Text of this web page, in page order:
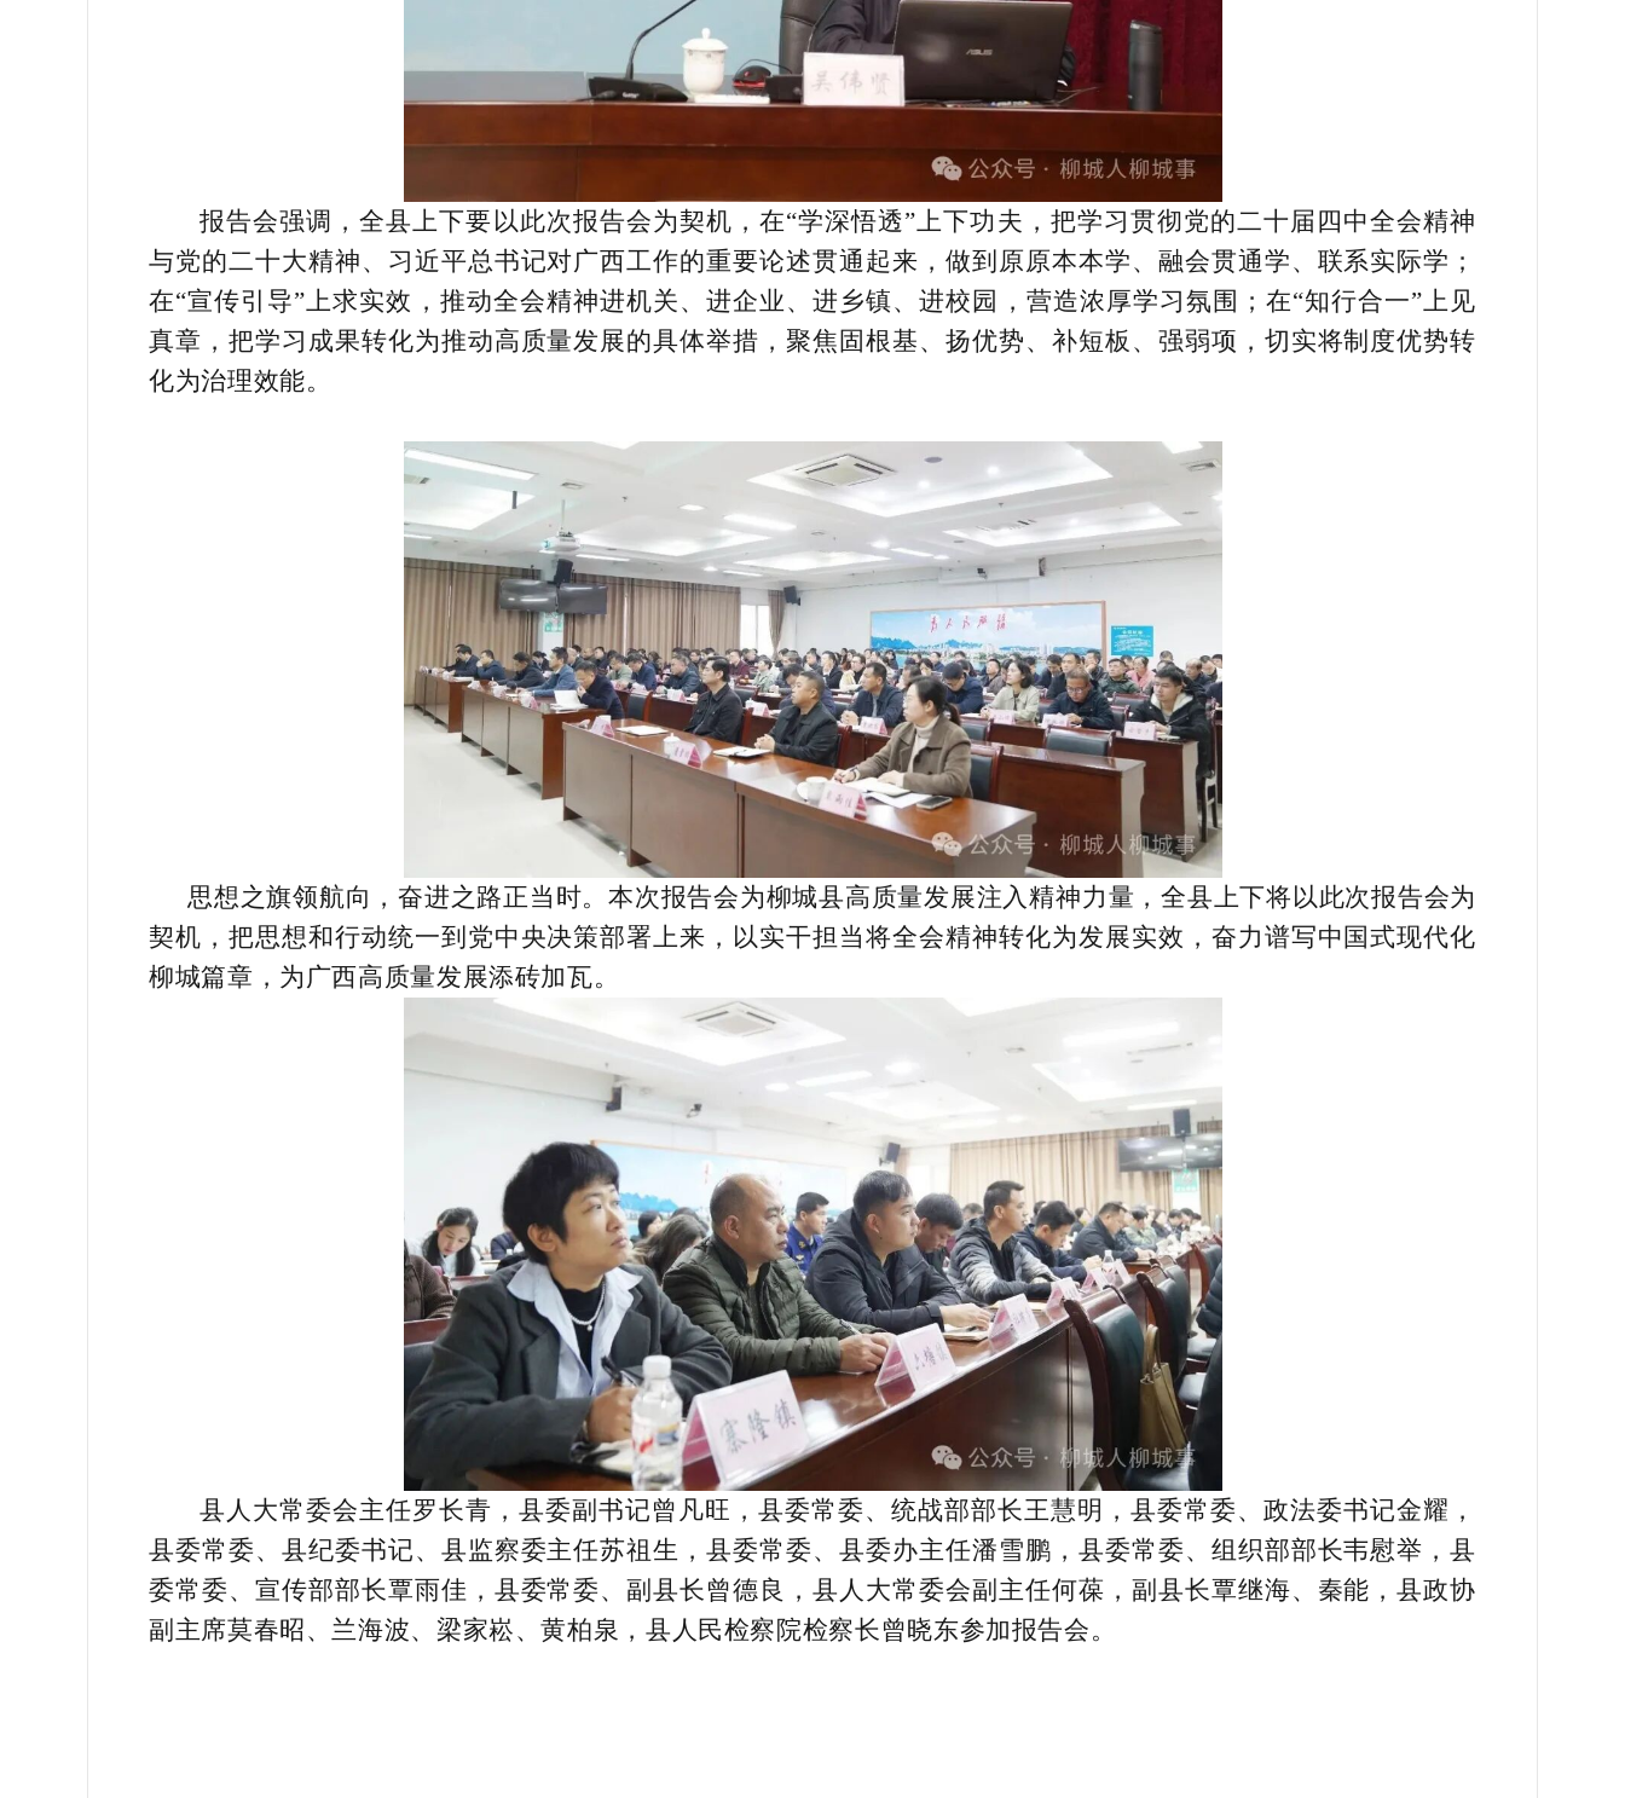
报告会强调，全县上下要以此次报告会为契机，在“学深悟透”上下功夫，把学习贯彻党的二十届四中全会精神
与党的二十大精神、习近平总书记对广西工作的重要论述贯通起来，做到原原本本学、融会贯通学、联系实际学；
在“宣传引导”上求实效，推动全会精神进机关、进企业、进乡镇、进校园，营造浓厚学习氛围；在“知行合一”上见
真章，把学习成果转化为推动高质量发展的具体举措，聚焦固根基、扬优势、补短板、强弱项，切实将制度优势转
化为治理效能。
思想之旗领航向，奋进之路正当时。本次报告会为柳城县高质量发展注入精神力量，全县上下将以此次报告会为
契机，把思想和行动统一到党中央决策部署上来，以实干担当将全会精神转化为发展实效，奋力谱写中国式现代化
柳城篇章，为广西高质量发展添砖加瓦。
县人大常委会主任罗长青，县委副书记曾凡旺，县委常委、统战部部长王慧明，县委常委、政法委书记金耀，
县委常委、县纪委书记、县监察委主任苏祖生，县委常委、县委办主任潘雪鹏，县委常委、组织部部长韦慰举，县
委常委、宣传部部长覃雨佳，县委常委、副县长曾德良，县人大常委会副主任何葆，副县长覃继海、秦能，县政协
副主席莫春昭、兰海波、梁家崧、黄柏泉，县人民检察院检察长曾晓东参加报告会。